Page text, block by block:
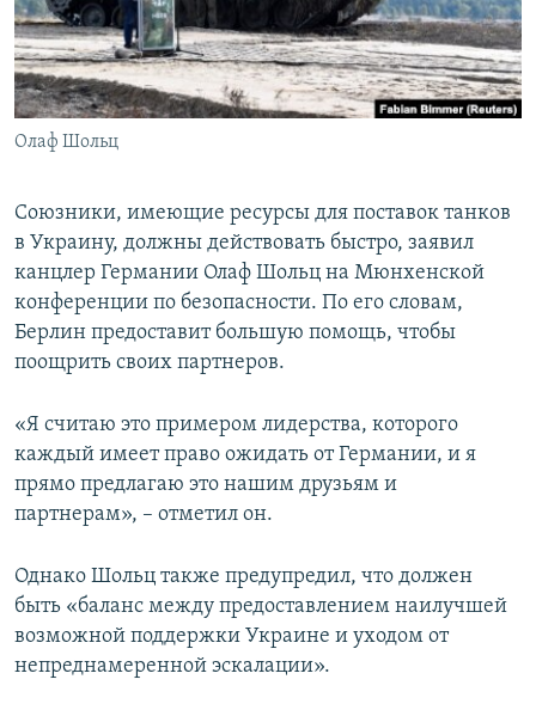
ПОБЕДИТЕЛЕЙ НЕ СУДЯТ?
КРЫМ.НЕПОКОРЕННЫЙ
ELIFBE
УКРАИНСКАЯ ПРОБЛЕМА КРЫМА
ПРИСОЕДИНЯЙТЕСЬ!
Олаф Шольц
Союзники, имеющие ресурсы для поставок танков
в Украину, должны действовать быстро, заявил
канцлер Германии Олаф Шольц на Мюнхенской
конференции по безопасности. По его словам,
Берлин предоставит большую помощь, чтобы
поощрить своих партнеров.
«Я считаю это примером лидерства, которого
каждый имеет право ожидать от Германии, и я
прямо предлагаю это нашим друзьям и
партнерам», – отметил он.
Однако Шольц также предупредил, что должен
быть «баланс между предоставлением наилучшей
возможной поддержки Украине и уходом от
непреднамеренной эскалации».